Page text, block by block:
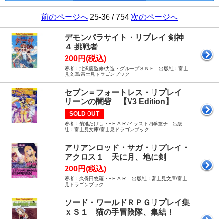
前のページへ 25-36 / 754 次のページへ
デモンパラサイト・リプレイ 剣神
４ 挑戦者
200円(税込)
著者：北沢慶監修/力造・グループＳＮＥ 出版社：富士
見文庫/富士見ドラゴンブック
セブン＝フォートレス・リプレイ
リーンの闇砦 【V3 Edition】
SOLD OUT
著者：菊池たけし・F.E.A.R./イラスト四季童子 出版
社：富士見文庫/富士見ドラゴンブック
アリアンロッド・サガ・リプレイ・
アクロス１ 天に月、地に剣
200円(税込)
著者：久保田悠羅・F.E.A.R. 出版社：富士見文庫/富士
見ドラゴンブック
ソード・ワールドＲＰＧリプレイ集
ｘＳ１ 猫の手冒険隊、集結！